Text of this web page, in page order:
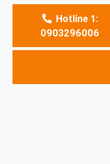
Hotline 1:
0903296006